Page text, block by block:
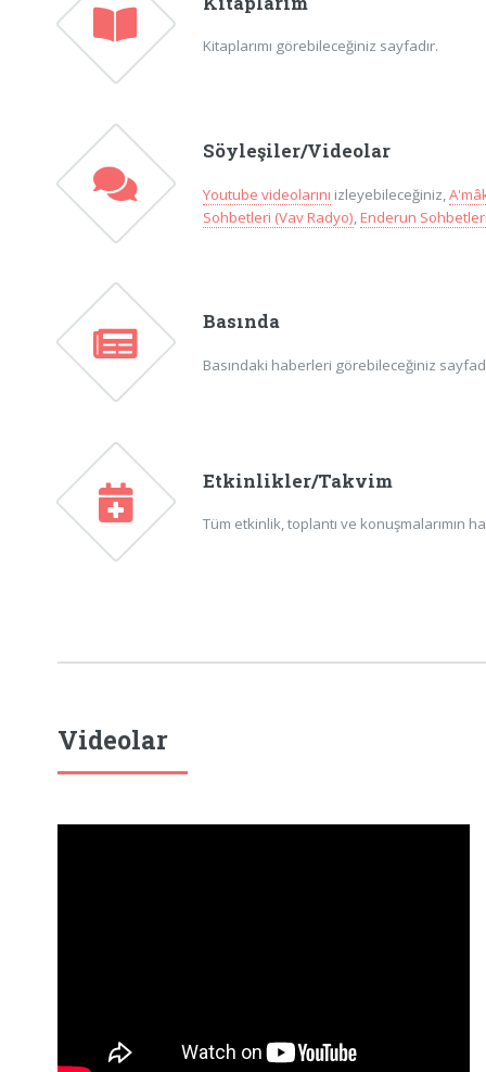
Kitaplarımı görebileceğiniz sayfadır.
Söyleşiler/Videolar
Youtube videolarını izleyebileceğiniz,
Sohbetleri (Vav Radyo) Enderun
Basında
Basındaki haberleri görebileceğiniz
Etkinlikler/Takvim
Tüm etkinlik, toplantı ve konuşmalarımın
Videolar